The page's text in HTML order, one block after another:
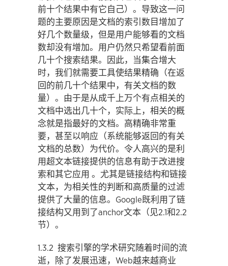
前十个结果中有它自己）。导致这一问
题的主要原因是文档的索引数目增加了
好几个数量级，但是用户能够看的文档
数却没有增加。用户仍然只希望看前面
几十个搜索结果。因此，当集合增大
时，我们就需要工具使结果精确（在返
回的前几十个结果中，有关文档的数
量）。由于是从成千上万个有点相关的
文档中选出几十个，实际上，相关的概
念就是指最好的文档。高精确非常重
要，甚至以响应（系统能够返回的有关
文档的总数）为代价。令人高兴的是利
用超文本链接提供的信息有助于改进搜
索和其它应用 。尤其是链接结构和链接
文本，为相关性的判断和高质量的过滤
提供了大量的信息。Google既利用了链
接结构又用到了anchor文本（见2.1和2.2
节）。
1.3.2 搜索引擎的学术研究随着时间的流
逝，除了发展迅速，Web越来越商业